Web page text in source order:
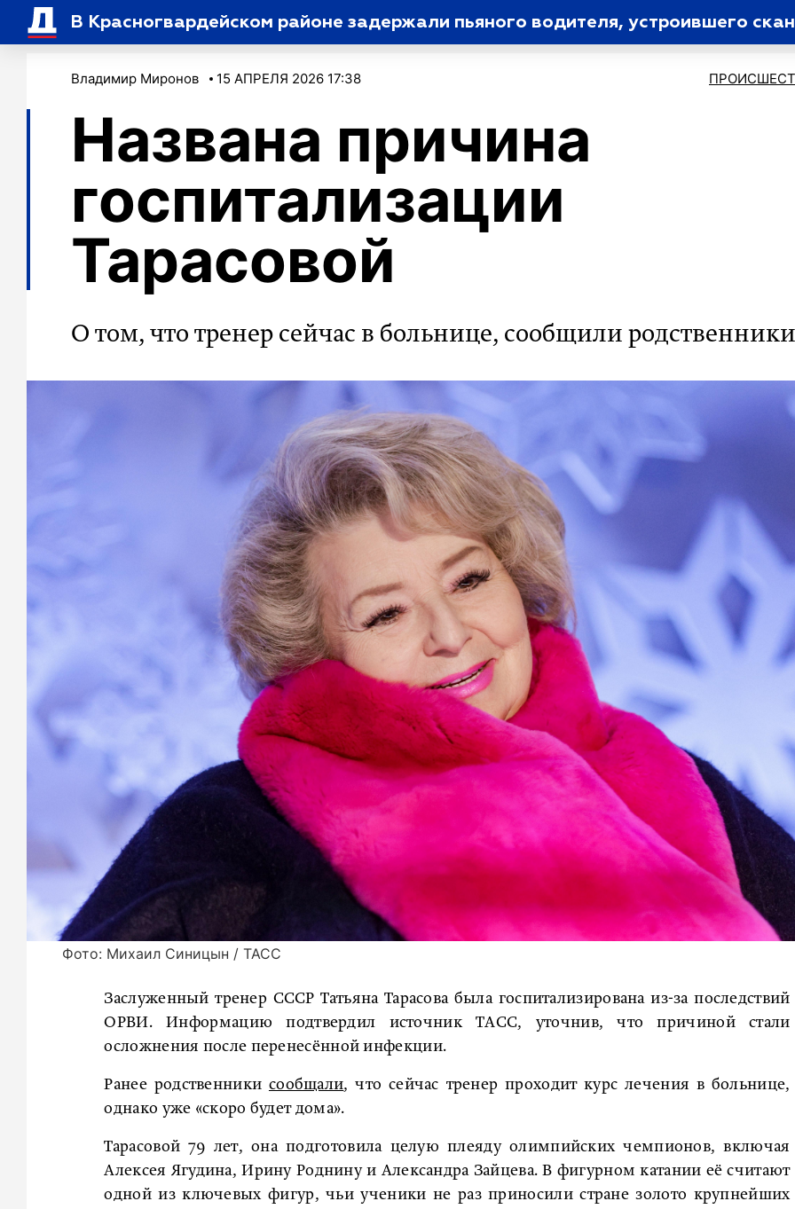
В Красногвардейском районе задержали пьяного водителя, устроившего
Владимир Миронов 15 АПРЕЛЯ 2026 17:38
Названа причина
госпитализации
Тарасовой
О том, что тренер сейчас в больнице, сообщили родственники
Фото: Михаил Синицын / ТАСС
Заслуженный тренер СССР Татьяна Тарасова была госпитализирована из-за последствий
ОРВИ. Информацию подтвердил источник ТАСС, уточнив, что причиной стали
осложнения после перенесённой инфекции.
Ранее родственники сообщали, что сейчас тренер проходит курс лечения в больнице,
однако уже «скоро будет дома».
Тарасовой 79 лет, она подготовила целую плеяду олимпийских чемпионов, включая
Алексея Ягудина, Ирину Роднину и Александра Зайцева. В фигурном катании её считают
одной из ключевых фигур, чьи ученики не раз приносили стране золото крупнейших